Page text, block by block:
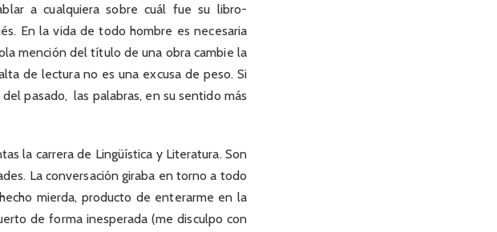
a cualquiera sobre cuál fue su libro-
En la vida de todo hombre es necesaria
mención del título de una obra cambie la
de lectura no es una excusa de peso. Si
pasado, las palabras, en su sentido más
la carrera de Lingüística y Literatura. Son
La conversación giraba en torno a todo
mierda, producto de enterarme en la
de forma inesperada (me disculpo con